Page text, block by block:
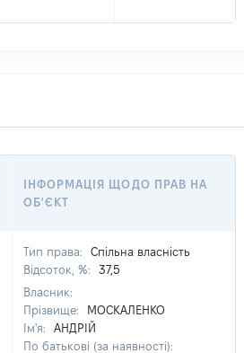
ІНФОРМАЦІЯ ЩОДО ПРАВ НА
ОБ'ЄКТ
Тип права:
Спільна власність
Відсоток, %:
37,5
Власник:
Прізвище:
МОСКАЛЕНКО
Ім'я:
АНДРІЙ
По батькові (за наявності):